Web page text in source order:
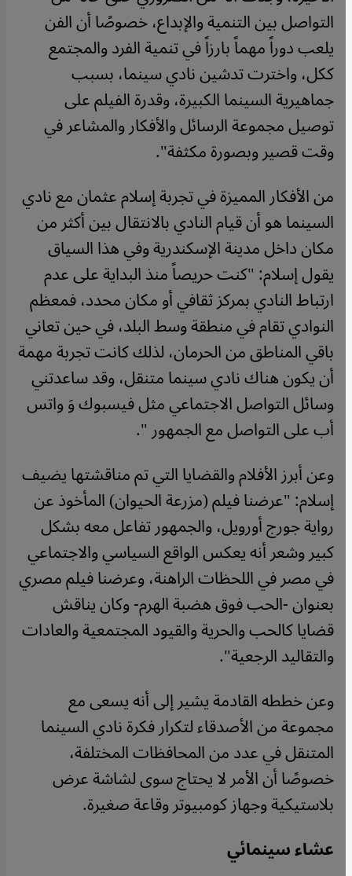
التواصل بين التنمية والإبداع، خصوصًا أن الفن
يلعب دوراً مهماً بارزاً في تنمية الفرد والمجتمع
ككل، واخترت تدشين نادي سينما، بسبب
جماهيرية السينما الكبيرة، وقدرة الفيلم على
توصيل مجموعة الرسائل والأفكار والمشاعر في
وقت قصير وبصورة مكثفة".
من الأفكار المميزة في تجربة إسلام عثمان مع نادي
السينما هو أن قيام النادي بالانتقال بين أكثر من
مكان داخل مدينة الإسكندرية وفي هذا السياق
يقول إسلام: "كنت حريصاً منذ البداية على عدم
ارتباط النادي بمركز ثقافي أو مكان محدد، فمعظم
النوادي تقام في منطقة وسط البلد، في حين تعاني
باقي المناطق من الحرمان، لذلك كانت تجربة مهمة
أن يكون هناك نادي سينما متنقل، وقد ساعدتني
وسائل التواصل الاجتماعي مثل فيسبوك وَ واتس
أب على التواصل مع الجمهور ".
وعن أبرز الأفلام والقضايا التي تم مناقشتها يضيف
إسلام: "عرضنا فيلم (مزرعة الحيوان) المأخوذ عن
رواية جورج أورويل، والجمهور تفاعل معه بشكل
كبير وشعر أنه يعكس الواقع السياسي والاجتماعي
في مصر في اللحظات الراهنة، وعرضنا فيلم مصري
بعنوان -الحب فوق هضبة الهرم- وكان يناقش
قضايا كالحب والحرية والقيود المجتمعية والعادات
والتقاليد الرجعية".
وعن خططه القادمة يشير إلى أنه يسعى مع
مجموعة من الأصدقاء لتكرار فكرة نادي السينما
المتنقل في عدد من المحافظات المختلفة،
خصوصًا أن الأمر لا يحتاج سوى لشاشة عرض
بلاستيكية وجهاز كومبيوتر وقاعة صغيرة.
عشاء سينمائي